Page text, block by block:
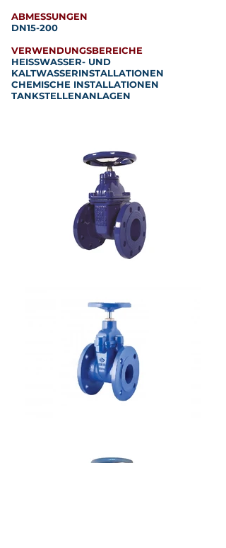
ABMESSUNGEN
DN15-200
VERWENDUNGSBEREICHE
HEISSWASSER- UND
KALTWASSERINSTALLATIONEN
CHEMISCHE INSTALLATIONEN
TANKSTELLENANLAGEN